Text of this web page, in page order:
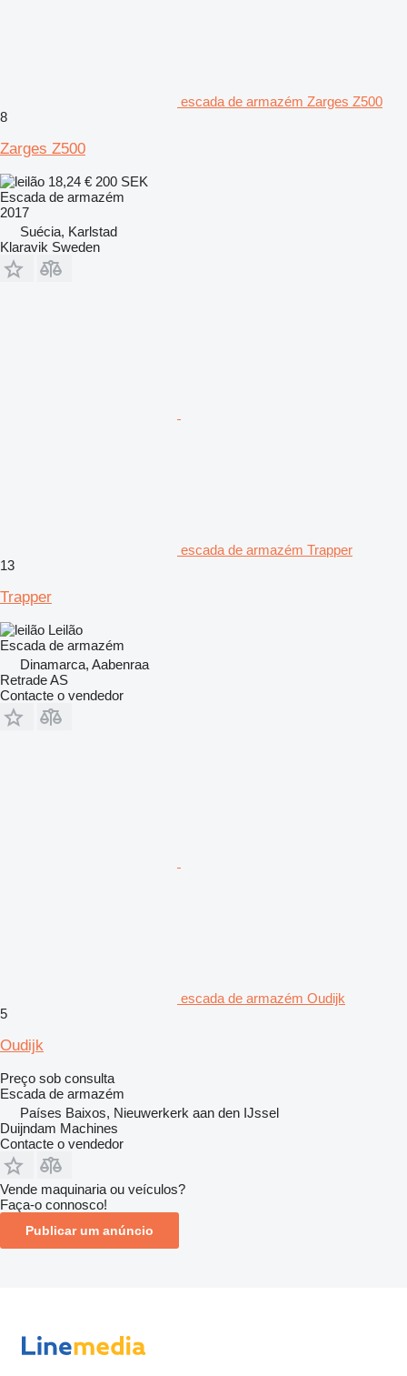
escada de armazém Zarges Z500
8
Zarges Z500
18,24 € 200 SEK
Escada de armazém
2017
Suécia, Karlstad
Klaravik Sweden
escada de armazém Trapper
13
Trapper
Leilão
Escada de armazém
Dinamarca, Aabenraa
Retrade AS
Contacte o vendedor
escada de armazém Oudijk
5
Oudijk
Preço sob consulta
Escada de armazém
Países Baixos, Nieuwerkerk aan den IJssel
Duijndam Machines
Contacte o vendedor
Vende maquinaria ou veículos?
Faça-o connosco!
Publicar um anúncio